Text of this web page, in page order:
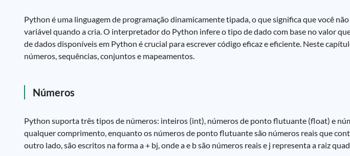
Python é uma linguagem de programação dinamicamente tipada, o que significa que você
variável quando a cria. O interpretador do Python infere o tipo de dado com base no valor
de dados disponíveis em Python é crucial para escrever código eficaz e eficiente. Neste
números, sequências, conjuntos e mapeamentos.
Números
Python suporta três tipos de números: inteiros (int), números de ponto flutuante (float) e
qualquer comprimento, enquanto os números de ponto flutuante são números reais que
outro lado, são escritos na forma a + bj, onde a e b são números reais e j representa a raiz